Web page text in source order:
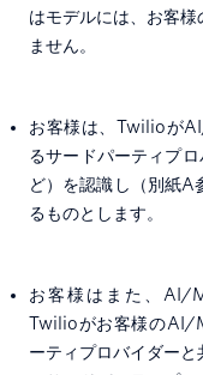
はモデルには、お客
ません。
お客様は、Twilioが
るサードパーティプ
ど）を認識し（別紙A
るものとします。
お客様はまた、AI/
Twilioがお客様のAI/
ーティプロバイダー